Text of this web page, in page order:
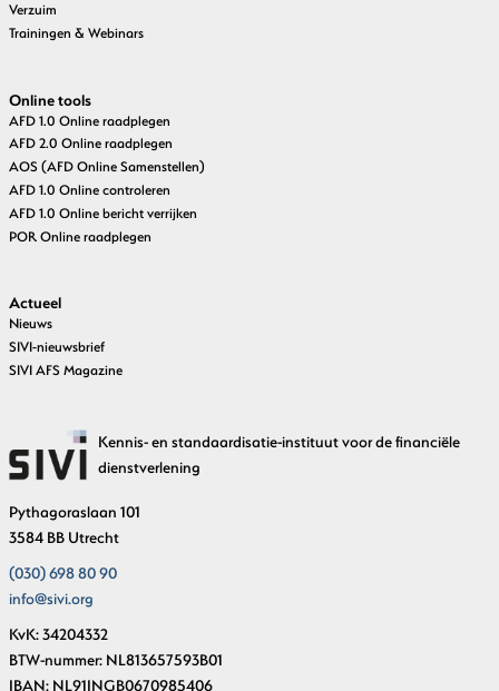
Verzuim
Trainingen & Webinars
Online tools
AFD 1.0 Online raadplegen
AFD 2.0 Online raadplegen
AOS (AFD Online Samenstellen)
AFD 1.0 Online controleren
AFD 1.0 Online bericht verrijken
POR Online raadplegen
Actueel
Nieuws
SIVI-nieuwsbrief
SIVI AFS Magazine
Kennis- en standaardisatie-instituut voor de financiële
dienstverlening
Pythagoraslaan 101
3584 BB Utrecht
(030) 698 80 90
info@sivi.org
KvK: 34204332
BTW-nummer: NL813657593B01
IBAN: NL91INGB0670985406